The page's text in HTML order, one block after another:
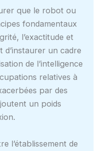
que le robot ou
fondamentaux
l’exactitude et
d’instaurer un cadre
de l’intelligence
relatives à
par des
un poids
l’établissement de